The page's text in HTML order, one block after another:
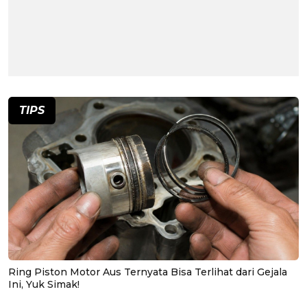
TIPS
Ring Piston Motor Aus Ternyata Bisa Terlihat dari Gejala
Ini, Yuk Simak!